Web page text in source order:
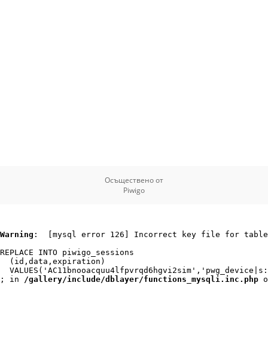
Осъществено от
Piwigo
Warning :  [mysql error 126] Incorrect key file for
REPLACE INTO piwigo_sessions
  (id,data,expiration)
; in /gallery/include/dblayer/functions_mysqli.inc.php